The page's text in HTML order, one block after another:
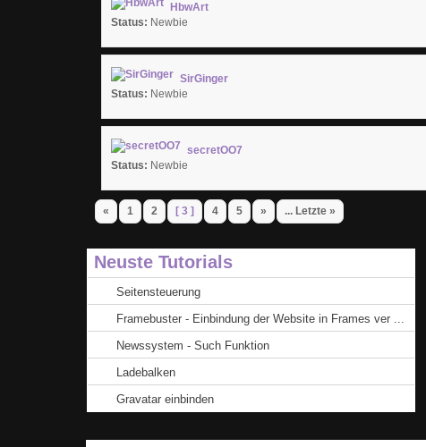
HbwArt
Status: Newbie
SirGinger
Status: Newbie
secretOO7
Status: Newbie
« 1 2 [ 3 ] 4 5 » ... Letzte »
Neuste Tutorials
Seitensteuerung
Framebuster - Einbindung der Website in Frames ver ...
Newssystem - Such Funktion
Ladebalken
Gravatar einbinden